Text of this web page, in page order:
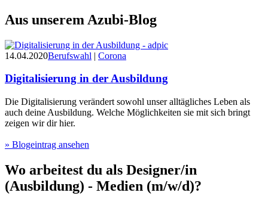
Aus unserem Azubi-Blog
14.04.2020Berufswahl | Corona
Digitalisierung in der Ausbildung
Die Digitalisierung verändert sowohl unser alltägliches Leben als
auch deine Ausbildung. Welche Möglichkeiten sie mit sich bringt
zeigen wir dir hier.
» Blogeintrag ansehen
Wo arbeitest du als Designer/in
(Ausbildung) - Medien (m/w/d)?